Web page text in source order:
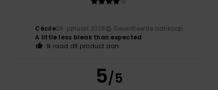
Cécile28. januari 2026
Geverifieerde aankoop
A little less bleak than expected
Ik raad dit product aan
5/5